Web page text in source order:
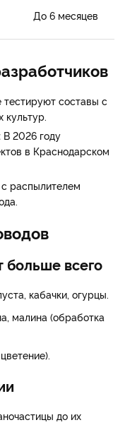
До 6 месяцев
тестируют составы с
культур.
В 2026 году
в Краснодарском
распылителем
больше всего
кабачки, огурцы.
малина (обработка
до их